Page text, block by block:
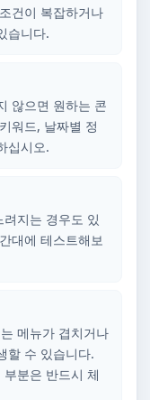
건이 복잡하거나
습니다.
않으면 원하는 콘
워드, 날짜별 정
십시오.
지는 경우도 있
대에 테스트해보
메뉴가 겹치거나
할 수 있습니다.
분은 반드시 체